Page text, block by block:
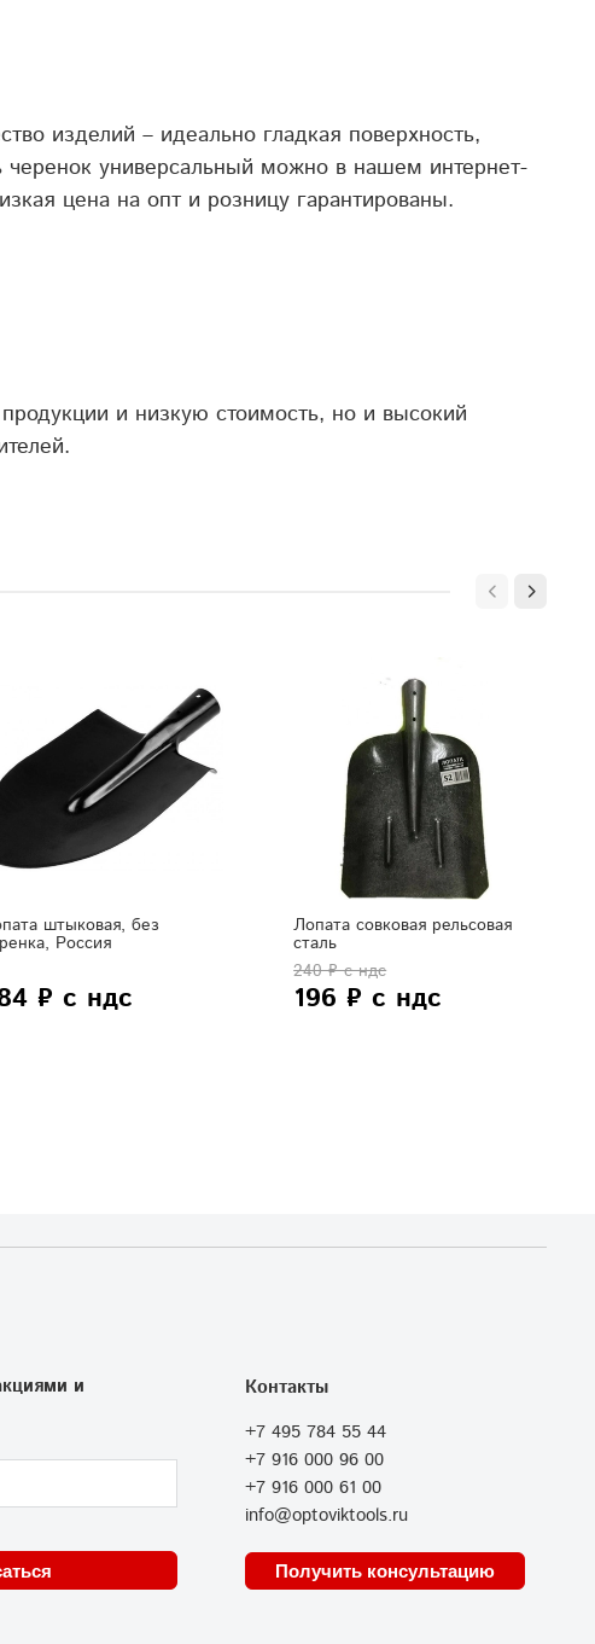
изделий – идеально гладкая поверхность,
черенок универсальный можно в нашем интернет-
цена на опт и розницу гарантированы.
и низкую стоимость, но и высокий
штыковая, без
Россия
₽ с ндс
Лопата совковая рельсовая
сталь
240 ₽ с ндс
196 ₽ с ндс
Контакты
+7 495 784 55 44
+7 916 000 96 00
+7 916 000 61 00
info@optoviktools.ru
Получить консультацию
и